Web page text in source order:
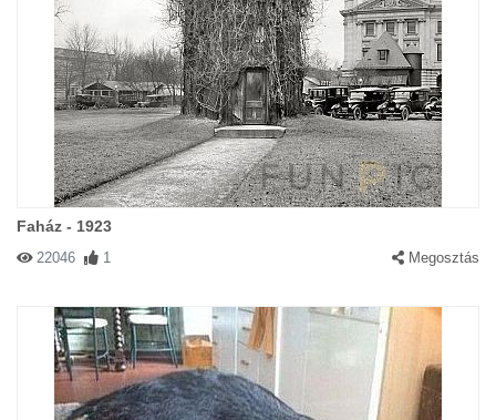
Faház - 1923
22046 1 Megosztás